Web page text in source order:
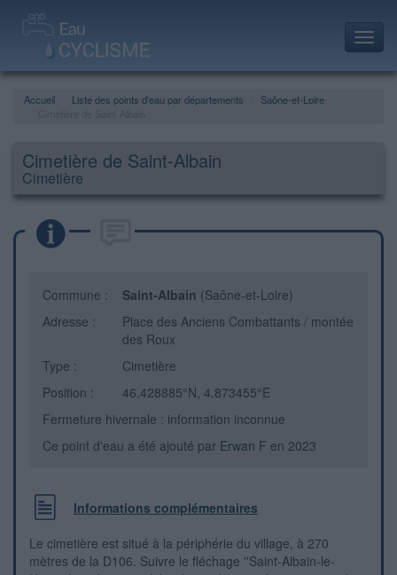
Accueil Liste des points d'eau par départements
Saône-et-Loire
Cimetière de Saint-Albain
Cimetière
Commune : Saint-Albain (Saône-et-Loire)
Adresse :
Place des Anciens Combattants / montée
des Roux
Type :
Cimetière
Position :
46.428885°N, 4.873455°E
Fermeture hivernale : information inconnue
Ce point d'eau a été ajouté par Erwan F en 2023
Informations complémentaires
Le cimetière est situé à la périphérie du village, à 270
mètres de la D106. Suivre le fléchage ''Saint-Albain-le-